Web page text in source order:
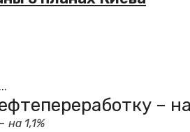
– на
на 1,1%